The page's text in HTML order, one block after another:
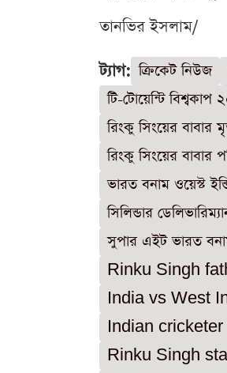
তানভির ইসলাম/
ট্যাগ: ক্রিকেট নিউজ
টি-টোয়েন্টি বিশ্বকাপ
রিংকু সিংয়ের বাবার
রিংকু সিংয়ের বাবার
ভারত বনাম ওয়েস্ট
সিলিন্ডার
সুপার এইট ভারত
Rinku Singh
India vs West
Indian
Rinku Singh